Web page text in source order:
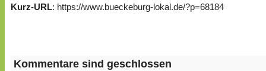
Kurz-URL: https://www.bueckeburg-lokal.de/?p=68184
Kommentare sind geschlossen